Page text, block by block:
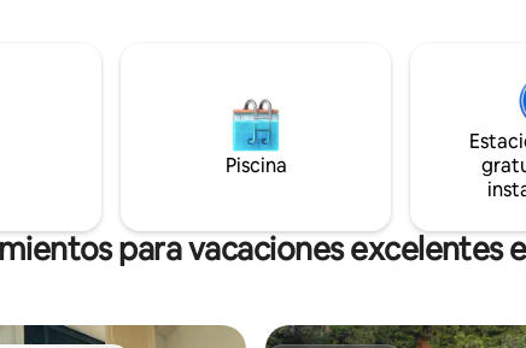
cuatro personas. Wifi
supuesto. Weligama está a
en coche y la playa de
a menos de quince minutos.Piscina
para vacaciones excelentes